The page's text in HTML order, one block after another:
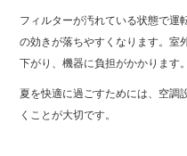
フィルターが汚れている状態で運
の効きが落ちやすくなります。室
下がり、機器に負担がかかります。
夏を快適に過ごすためには、空調
くことが大切です。